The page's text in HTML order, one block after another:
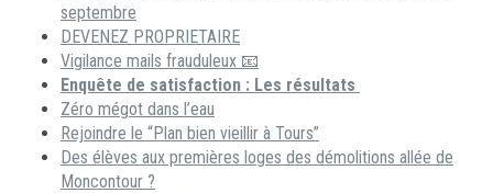
septembre
DEVENEZ PROPRIETAIRE
Vigilance mails frauduleux 📧
Enquête de satisfaction : Les résultats
Zéro mégot dans l’eau
Rejoindre le “Plan bien vieillir à Tours”
Des élèves aux premières loges des démolitions allée de
Moncontour ?